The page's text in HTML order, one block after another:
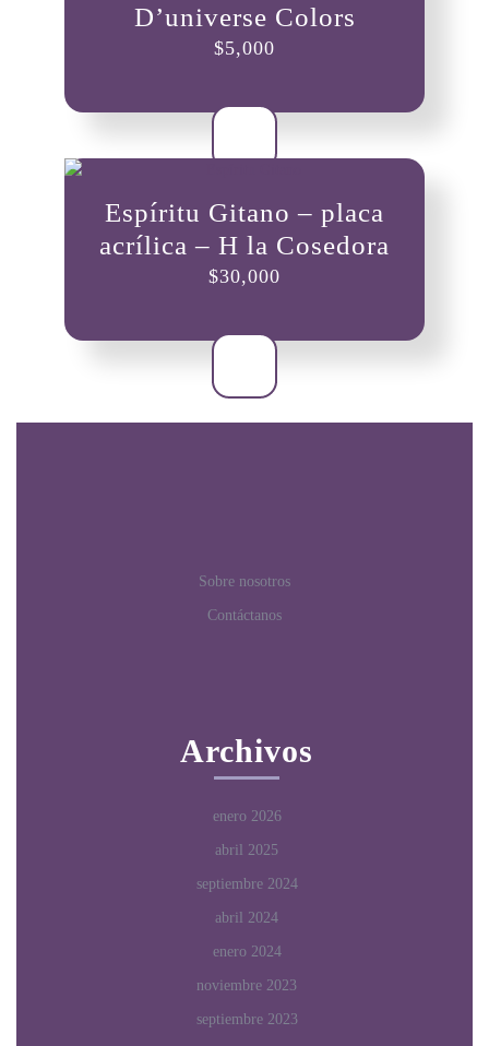
D’universe Colors
$5,000
Espíritu Gitano – placa
acrílica – H la Cosedora
$30,000
Sobre nosotros
Contáctanos
Archivos
enero 2026
abril 2025
septiembre 2024
abril 2024
enero 2024
noviembre 2023
septiembre 2023